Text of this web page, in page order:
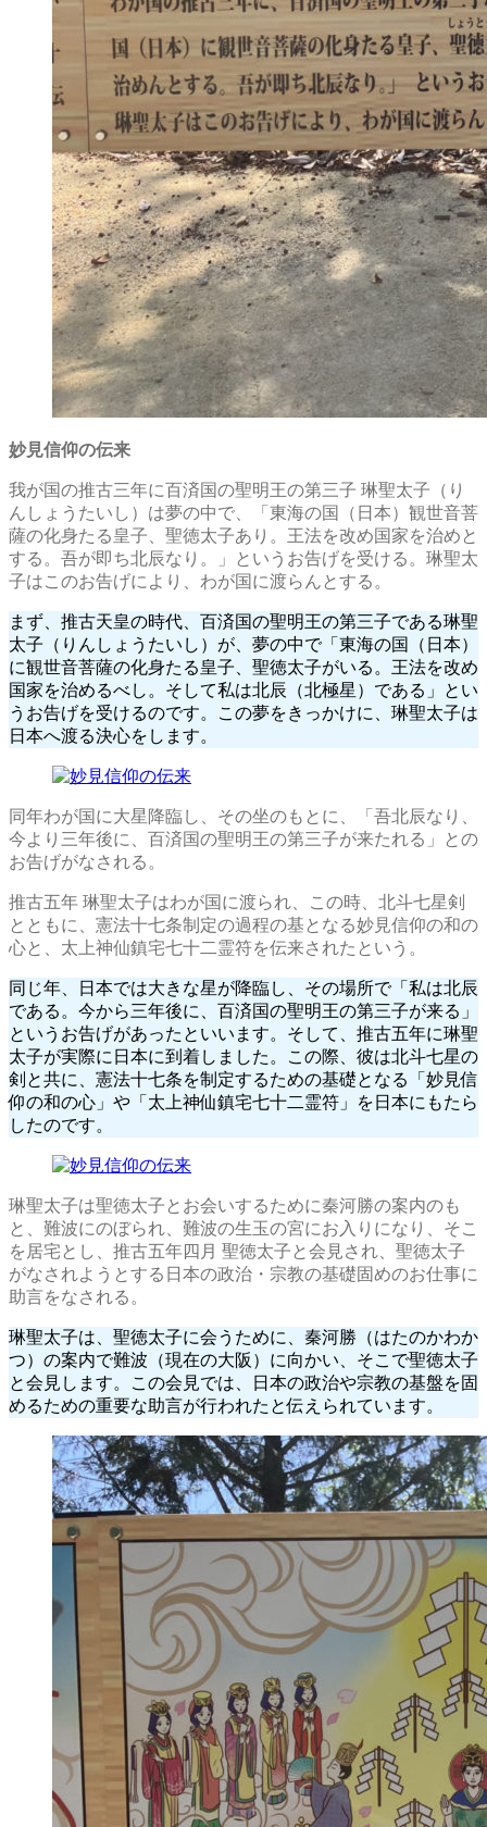
妙見信仰の伝来
我が国の推古三年に百済国の聖明王の第三子 琳聖太子（り
んしょうたいし）は夢の中で、「東海の国（日本）観世音菩
薩の化身たる皇子、聖徳太子あり。王法を改め国家を治めと
する。吾が即ち北辰なり。」というお告げを受ける。琳聖太
子はこのお告げにより、わが国に渡らんとする。
まず、推古天皇の時代、百済国の聖明王の第三子である琳聖
太子（りんしょうたいし）が、夢の中で「東海の国（日本）
に観世音菩薩の化身たる皇子、聖徳太子がいる。王法を改め
国家を治めるべし。そして私は北辰（北極星）である」とい
うお告げを受けるのです。この夢をきっかけに、琳聖太子は
日本へ渡る決心をします。
同年わが国に大星降臨し、その坐のもとに、「吾北辰なり、
今より三年後に、百済国の聖明王の第三子が来たれる」との
お告げがなされる。
推古五年 琳聖太子はわが国に渡られ、この時、北斗七星剣
とともに、憲法十七条制定の過程の基となる妙見信仰の和の
心と、太上神仙鎮宅七十二霊符を伝来されたという。
同じ年、日本では大きな星が降臨し、その場所で「私は北辰
である。今から三年後に、百済国の聖明王の第三子が来る」
というお告げがあったといいます。そして、推古五年に琳聖
太子が実際に日本に到着しました。この際、彼は北斗七星の
剣と共に、憲法十七条を制定するための基礎となる「妙見信
仰の和の心」や「太上神仙鎮宅七十二霊符」を日本にもたら
したのです。
琳聖太子は聖徳太子とお会いするために秦河勝の案内のも
と、難波にのぼられ、難波の生玉の宮にお入りになり、そこ
を居宅とし、推古五年四月 聖徳太子と会見され、聖徳太子
がなされようとする日本の政治・宗教の基礎固めのお仕事に
助言をなされる。
琳聖太子は、聖徳太子に会うために、秦河勝（はたのかわか
つ）の案内で難波（現在の大阪）に向かい、そこで聖徳太子
と会見します。この会見では、日本の政治や宗教の基盤を固
めるための重要な助言が行われたと伝えられています。